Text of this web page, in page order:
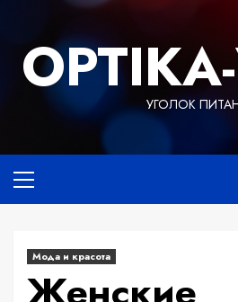
содержимому
УГОЛОК
меню
Мода и красота